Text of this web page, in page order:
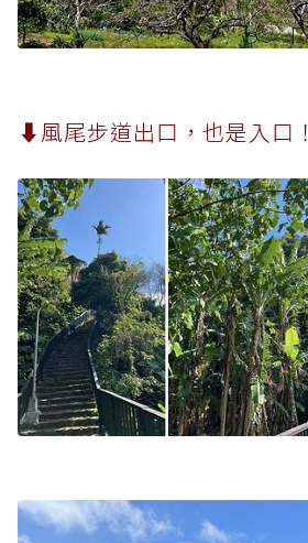
⬇︎風尾步道出口，也是入口！